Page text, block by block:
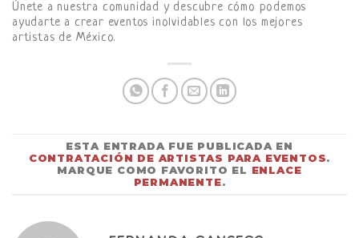
Únete a nuestra comunidad y descubre cómo podemos
ayudarte a crear eventos inolvidables con los mejores
artistas de México.
ESTA ENTRADA FUE PUBLICADA EN
CONTRATACIÓN DE ARTISTAS PARA EVENTOS.
MARQUE COMO FAVORITO EL ENLACE
PERMANENTE.